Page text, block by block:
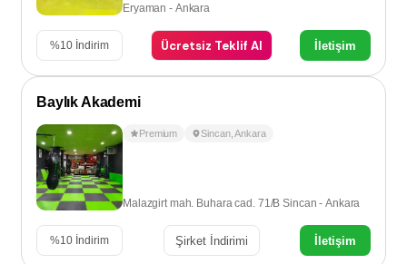
Eryaman - Ankara
%10 İndirim Ücretsiz Teklif Al İletişim
Baylık Akademi
Premium Sincan,Ankara
Malazgirt mah. Buhara cad. 71/B Sincan - Ankara
%10 İndirim Şirket İndirimi İletişim